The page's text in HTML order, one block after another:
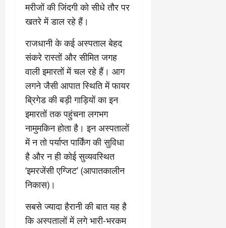
मरीजों की जिंदगी को सीधे तौर पर
खतरे में डाल रहे हैं।
​राजधानी के कई अस्पताल बेहद
संकरे रास्तों और सीमित जगह
वाली इमारतों में चल रहे हैं। आग
लगने जैसी आपात स्थिति में फायर
ब्रिगेड की बड़ी गाड़ियों का इन
इमारतों तक पहुंचना लगभग
नामुमकिन होता है। इन अस्पतालों
में न तो पर्याप्त पार्किंग की सुविधा
है और न ही कोई सुव्यवस्थित
‘इमरजेंसी एग्जिट’ (आपातकालीन
निकास)।
​सबसे ज्यादा हैरानी की बात यह है
कि अस्पतालों में लगे भारी-भरकम